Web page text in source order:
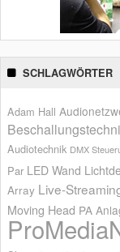
SCHLAGWÖRTER
Adam Hall
Audiotechnik DMX
Par LED Wand
Array Live-
Moving Head PA